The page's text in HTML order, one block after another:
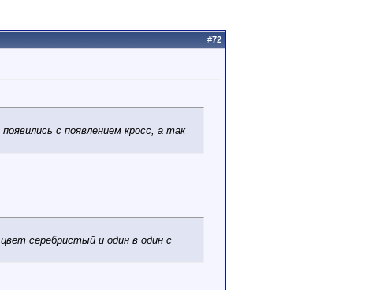
#72
с появлением кросс, а так
серебристый и один в один с